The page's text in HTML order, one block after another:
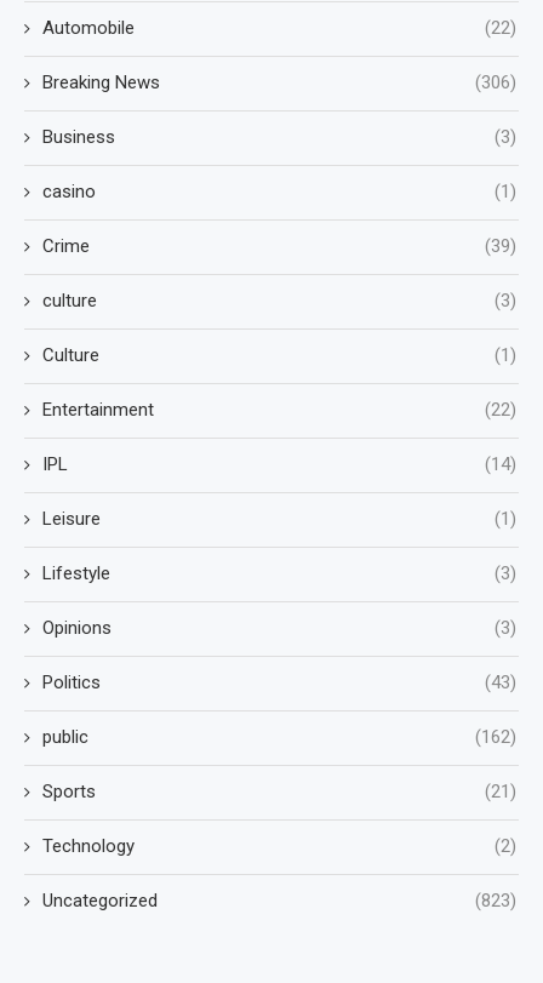
Automobile (22)
Breaking News (306)
Business (3)
casino (1)
Crime (39)
culture (3)
Culture (1)
Entertainment (22)
IPL (14)
Leisure (1)
Lifestyle (3)
Opinions (3)
Politics (43)
public (162)
Sports (21)
Technology (2)
Uncategorized (823)